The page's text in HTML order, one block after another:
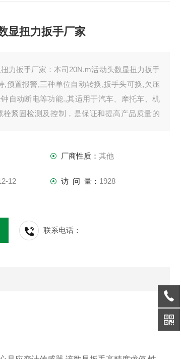
显扭力扳手厂家
力扳手厂家：本司20N.m活动头数显扭力扳手
,预置报警,三种单位自动转换,扳手头可换,欠压
自动断电等功能.,其适用于汽车、摩托车、机
栓紧固检测及控制，是保证和提高产品质量的
用方便
厂商性质： 其他
12 访 问 量： 1928
联系电话：